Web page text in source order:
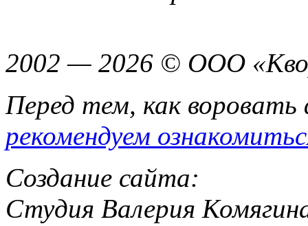
2002 — 2026 © ООО
Перед тем, как
рекомендуем
Создание сайта:
Студия Валерия